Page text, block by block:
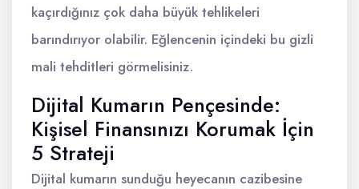
kaçırdığınız çok daha büyük tehlikeleri
barındırıyor olabilir. Eğlencenin içindeki bu gizli
mali tehditleri görmelisiniz.
Dijital Kumarın Pençesinde:
Kişisel Finansınızı Korumak İçin
5 Strateji
Dijital kumarın sunduğu heyecanın cazibesine